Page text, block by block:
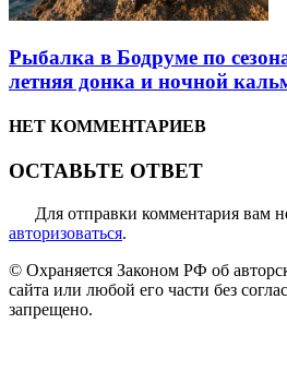
Рыбалка в Бодруме по
летняя донка и ночной
НЕТ КОММЕНТАРИЕВ
ОСТАВЬТЕ ОТВЕТ
Для отправки комментария вам
авторизоваться.
© Охраняется Законом РФ об
сайта или любой его части без
запрещено.